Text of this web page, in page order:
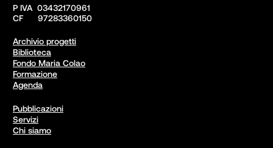
P IVA  03432170961
CF      97283360150
Archivio progetti
Biblioteca
Fondo Maria Colao
Formazione
Agenda
Pubblicazioni
Servizi
Chi siamo